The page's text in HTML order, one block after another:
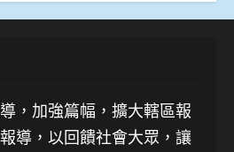
，加強篇幅，擴大轄區報
報導，以回饋社會大眾，讓